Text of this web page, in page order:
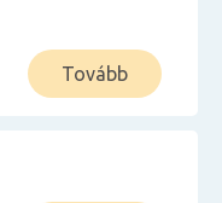
Tovább